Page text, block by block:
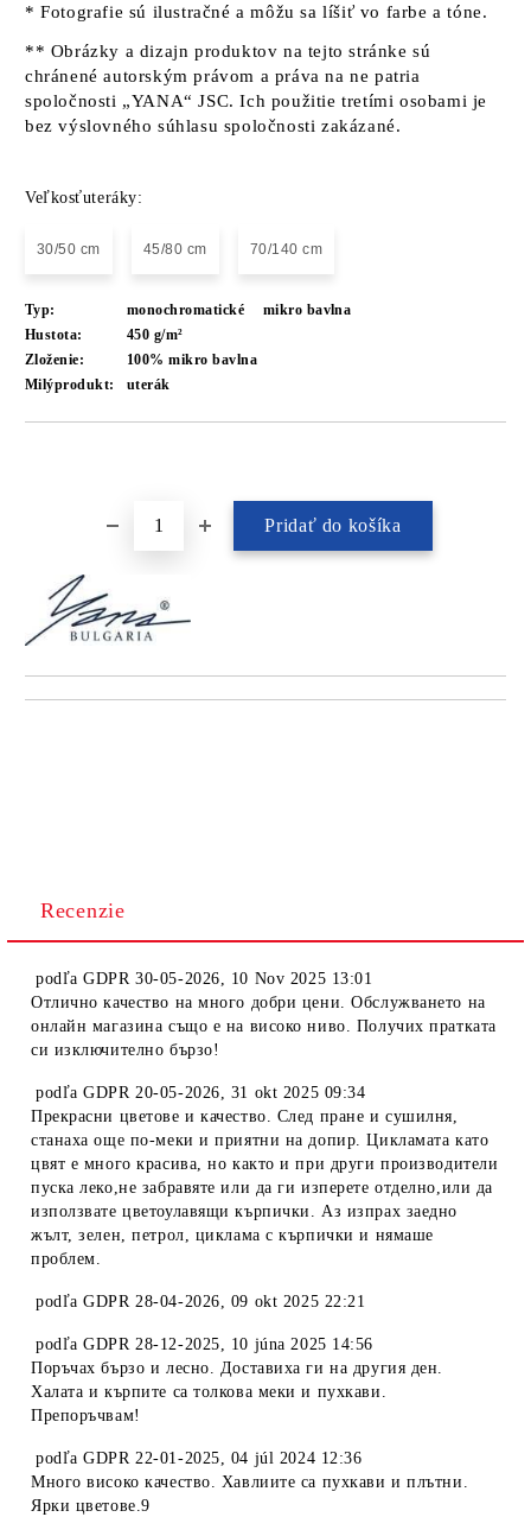
* Fotografie sú ilustračné a môžu sa líšiť vo farbe a tóne.
** Obrázky a dizajn produktov na tejto stránke sú
chránené autorským právom a práva na ne patria
spoločnosti „YANA“ JSC. Ich použitie tretími osobami je
bez výslovného súhlasu spoločnosti zakázané.
Veľkosťuteráky:
30/50 cm 45/80 cm 70/140 cm
Typ: monochromatické
mikro bavlna
Hustota:
450 g/m²
Zloženie:
100% mikro bavlna
Milýprodukt:
uterák
Recenzie
podľaGDPR 30-05-2026, 10 Nov 2025 13:01
Отлично качество на много добри цени. Обслужването на
онлайн магазина също е на високо ниво. Получих пратката
си изключително бързо!
podľaGDPR 20-05-2026, 31 okt 2025 09:34
Прекрасни цветове и качество. След пране и сушилня,
станаха още по-меки и приятни на допир. Цикламата като
цвят е много красива, но както и при други производители
пуска леко,не забравяте или да ги изперете отделно,или да
използвате цветоулавящи кърпички. Аз изпрах заедно
жълт, зелен, петрол, циклама с кърпички и нямаше
проблем.
podľaGDPR 28-04-2026, 09 okt 2025 22:21
podľaGDPR 28-12-2025, 10 júna 2025 14:56
Поръчах бързо и лесно. Доставиха ги на другия ден.
Халата и кърпите са толкова меки и пухкави.
Препоръчвам!
podľaGDPR 22-01-2025, 04 júl 2024 12:36
Много високо качество. Хавлиите са пухкави и плътни.
Ярки цветове.9